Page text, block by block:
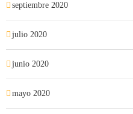
septiembre 2020
julio 2020
junio 2020
mayo 2020